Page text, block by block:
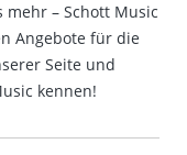
– Schott Music
Angebote für die
Seite und
kennen!